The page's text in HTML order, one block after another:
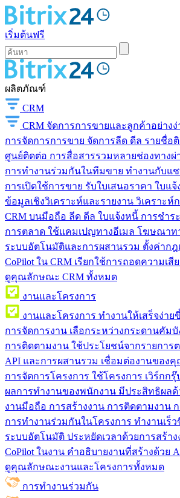
เริ่มต้นฟรี
ผลิตภัณฑ์
CRM
CRM จัดการการขายและลูกค้าอย่างง่
การจัดการการขาย จัดการลีด ดีล รายชื่อ
ศูนย์ติดต่อ การสื่อสารรวมหลายช่องทางผ่
การทำงานร่วมกันในทีมขาย ทำงานกับแ
การเปิดใช้การขาย รับใบเสนอราคา ใบแ
ข้อมูลเชิงวิเคราะห์และรายงาน วิเคราะห์
CRM บนมือถือ ลีด ดีล ใบแจ้งหนี้ การชำ
การตลาด ใช้แคมเปญทางอีเมล โฆษณาท
ระบบอัตโนมัติและการผสานรวม ตั้งค่ากฎ
CoPilot ใน CRM เรียกใช้การถอดความเ
ดูคุณลักษณะ CRM ทั้งหมด
งานและโครงการ
งานและโครงการ ทำงานให้เสร็จง่าย
การจัดการงาน เลือกระหว่างกระดานคัม
การติดตามงาน ใช้ประโยชน์จากรายการ
API และการผสานรวม เชื่อมต่องานของ
การจัดการโครงการ ใช้โครงการ เวิร์กก
ผลการทำงานของพนักงาน มีประสิทธิผลด้
งานมือถือ การสร้างงาน การติดตามงาน
การทำงานร่วมกันในโครงการ ทํางานเร็
ระบบอัตโนมัติ ประหยัดเวลาด้วยการสร้า
CoPilot ในงาน คำอธิบายงานที่สร้างด้วย
ดูคุณลักษณะงานและโครงการทั้งหมด
การทำงานร่วมกัน